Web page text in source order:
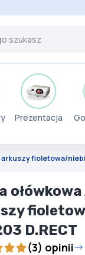
Prezentacja
fioletowa/
D.RECT
(3) opinii